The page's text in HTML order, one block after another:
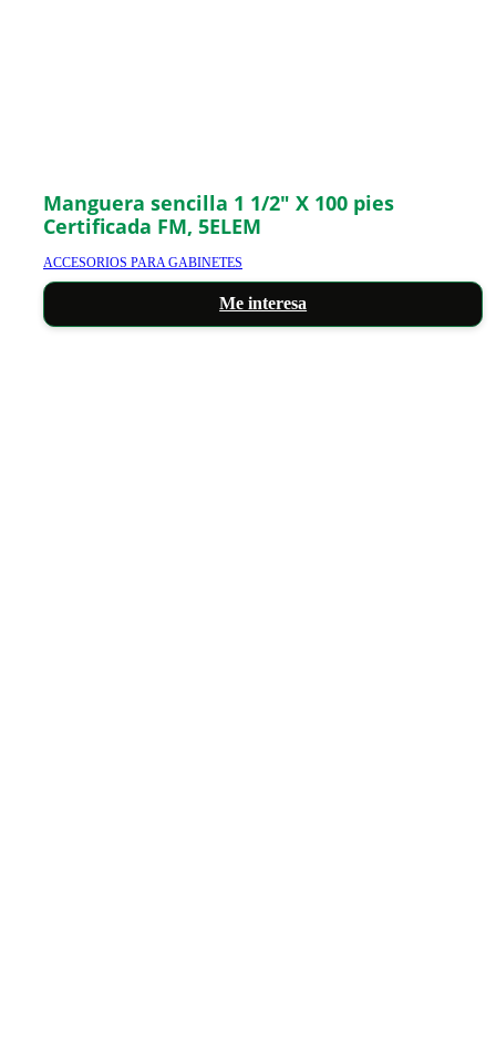
Manguera sencilla 1 1/2″ X 100 pies
Certificada FM, 5ELEM
ACCESORIOS PARA GABINETES
Me interesa